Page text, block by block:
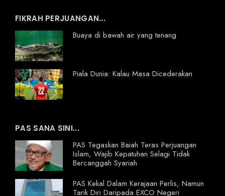
FIKRAH PERJUANGAN...
Buaya di bawah air yang tenang
Piala Dunia: Kalau Masa Dicederakan
PAS SANA SINI...
PAS Tegaskan Baiah Teras Perjuangan
Islam, Wajib Kepatuhan Selagi Tidak
Bercanggah Syariah
PAS Kekal Dalam Kerajaan Perlis, Namun
Tarik Diri Daripada EXCO Negeri